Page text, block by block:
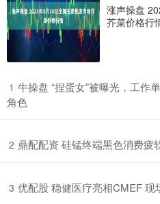
涨声操盘
芥菜价格行
1 牛操盘 “捏蛋女”被曝光，工作
角色
2 鼎配配资 硅锰终端黑色消费疲
3 优配股 稳健医疗亮相CMEF